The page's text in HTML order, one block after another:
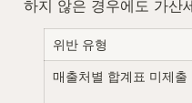
하지 않은 경우에도 가산
위반 유형
매출처별 합계표 미제출